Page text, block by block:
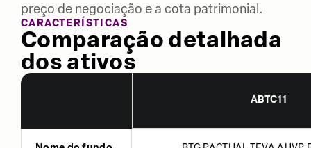
preço de negociação e a cota patrimonial.
CARACTERÍSTICAS
Comparação detalhada
dos ativos
ABTC11